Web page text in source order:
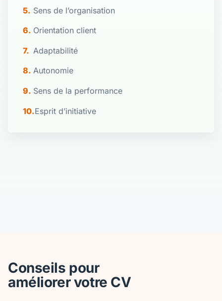
Sens de l’organisation
Orientation client
Adaptabilité
Autonomie
Sens de la performance
Esprit d’initiative
Conseils pour
améliorer votre CV